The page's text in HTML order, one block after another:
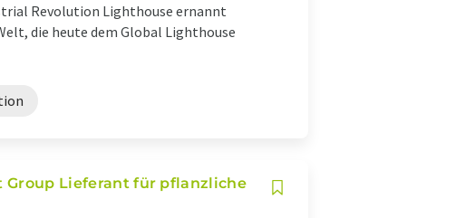
Revolution Lighthouse ernannt
die heute dem Global Lighthouse
Group Lieferant für pflanzliche